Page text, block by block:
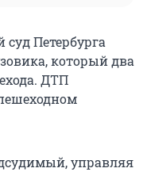
Петербурга
который два
ДТП
управляя